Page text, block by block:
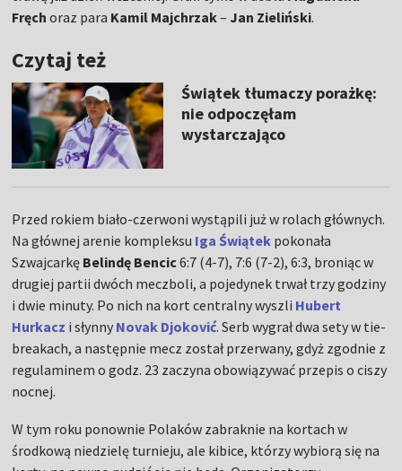
Fręchoraz para Kamil Majchrzak– Jan Zieliński.
Czytaj też
Świątek tłumaczy porażkę:
nie odpoczęłam
wystarczająco
Przed rokiem biało-czerwoni wystąpili już w rolach głównych.
Na głównej arenie kompleksu Iga Świątek pokonała
Szwajcarkę Belindę Bencic6:7 (4-7), 7:6 (7-2), 6:3, broniąc w
drugiej partii dwóch meczboli, a pojedynek trwał trzy godziny
i dwie minuty. Po nich na kort centralny wyszli Hubert
Hurkacz i słynny Novak Djoković. Serb wygrał dwa sety w tie-
breakach, a następnie mecz został przerwany, gdyż zgodnie z
regulaminem o godz. 23 zaczyna obowiązywać przepis o ciszy
nocnej.
W tym roku ponownie Polaków zabraknie na kortach w
środkową niedzielę turnieju, ale kibice, którzy wybiorą się na